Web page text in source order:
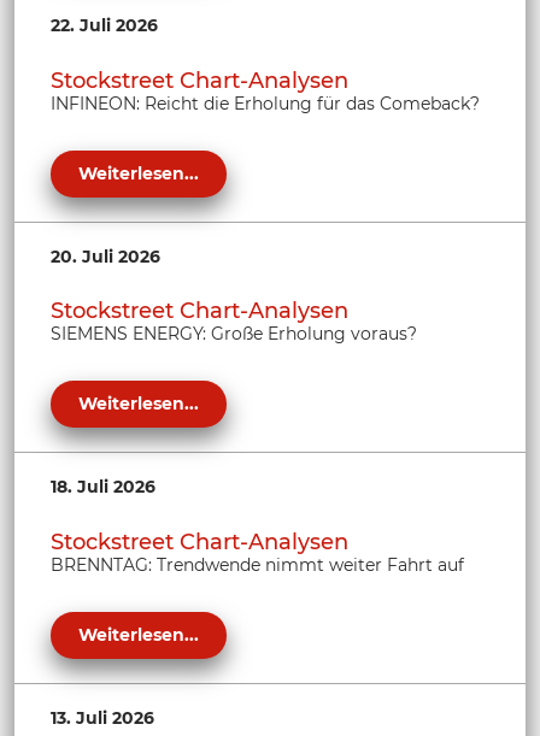
22. Juli 2026
Stockstreet Chart-Analysen
INFINEON: Reicht die Erholung für das Comeback?
Weiterlesen...
20. Juli 2026
Stockstreet Chart-Analysen
SIEMENS ENERGY: Große Erholung voraus?
Weiterlesen...
18. Juli 2026
Stockstreet Chart-Analysen
BRENNTAG: Trendwende nimmt weiter Fahrt auf
Weiterlesen...
13. Juli 2026